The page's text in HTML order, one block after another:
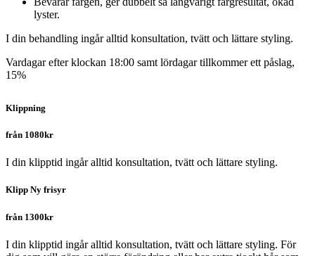
lyster.
I din behandling ingår alltid konsultation, tvätt och lättare styling.
Vardagar efter klockan 18:00 samt lördagar tillkommer ett påslag,
15%
Klippning
från 1080kr
I din klipptid ingår alltid konsultation, tvätt och lättare styling.
Klipp Ny frisyr
från 1300kr
I din klipptid ingår alltid konsultation, tvätt och lättare styling. För